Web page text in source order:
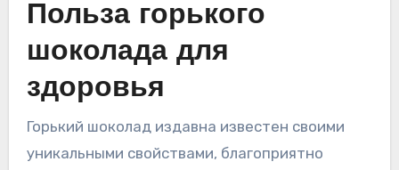
Польза горького
шоколада для
здоровья
Горький шоколад издавна известен своими
уникальными свойствами‚ благоприятно